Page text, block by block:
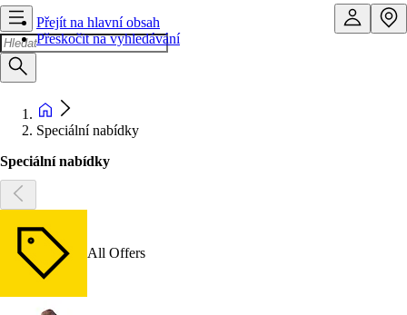
Přejít na hlavní obsah
Přeskočit na vyhledávání
Speciální nabídky
Speciální nabídky
All Offers